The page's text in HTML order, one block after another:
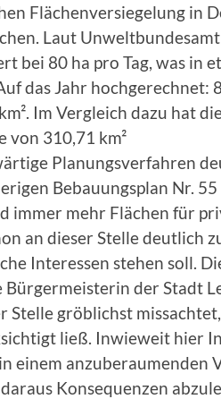
Flächenversiegelung in
Laut
bei 80 ha pro Tag, was in
das Jahr hochgerechnet:
Im Vergleich dazu hat
von 310,71 km²
Planungsverfahren
Bebauungsplan Nr.
immer mehr Flächen für
an dieser Stelle deutlich
Interessen stehen soll.
der Stadt
Stelle gröblichst
ließ. Inwieweit hier
einem anzuberaumenden
Konsequenzen